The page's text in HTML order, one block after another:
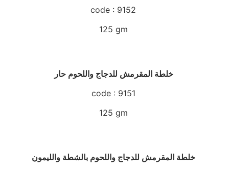
code : 9152
125 gm
خلطة المقرمش للدجاج واللحوم حار
code : 9151
125 gm